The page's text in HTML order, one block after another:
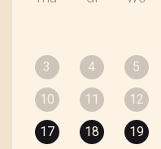
3 4 5
10 11 12
17 18 19